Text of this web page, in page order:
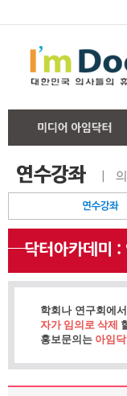
학회나 연구회에
자가 임의로 삭제
홍보문의는 아임